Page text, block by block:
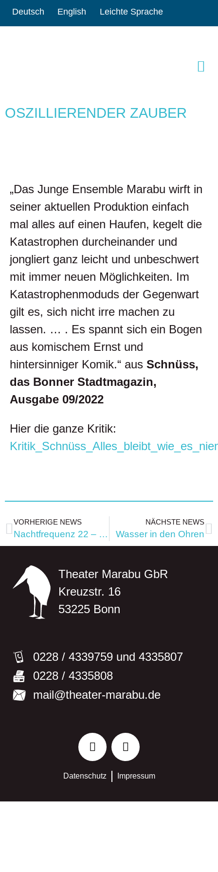
Deutsch English Leichte Sprache
OSZILLIERENDER ZAUBER
„Das Junge Ensemble Marabu wirft in
seiner aktuellen Produktion einfach
mal alles auf einen Haufen, kegelt die
Katastrophen durcheinander und
jongliert ganz leicht und unbeschwert
mit immer neuen Möglichkeiten. Im
Katastrophenmoduds der Gegenwart
gilt es, sich nicht irre machen zu
lassen. … . Es spannt sich ein Bogen
aus komischem Ernst und
hintersinniger Komik.“ aus Schnüss,
das Bonner Stadtmagazin,
Ausgabe 09/2022
Hier die ganze Kritik:
VORHERIGE NEWS
Nachtfrequenz 22 – Nacht der Jugendkultur
NÄCHSTE NEWS
Wasser in den Ohren
Theater Marabu GbR
Kreuzstr. 16
53225 Bonn
0228 / 433­9759 und 433­5807
0228 / 4335808
mail@theater­-marabu.de
Datenschutz Impressum